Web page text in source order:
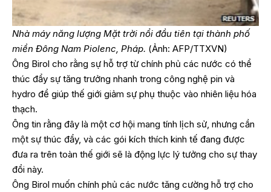
Nhà máy năng lượng Mặt trời nổi đầu tiên tại thành phố
miền Đông Nam Piolenc, Pháp. (Ảnh: AFP/TTXVN)
Ông Birol cho rằng sự hỗ trợ từ chính phủ các nước có thể
thúc đẩy sự tăng trưởng nhanh trong công nghệ pin và
hydro để giúp thế giới giảm sự phụ thuộc vào nhiên liệu hóa
thạch.
Ông tin rằng đây là một cơ hội mang tính lịch sử, nhưng cần
một sự thúc đẩy, và các gói kích thích kinh tế đang được
đưa ra trên toàn thế giới sẽ là động lực lý tưởng cho sự thay
đổi này.
Ông Birol muốn chính phủ các nước tăng cường hỗ trợ cho